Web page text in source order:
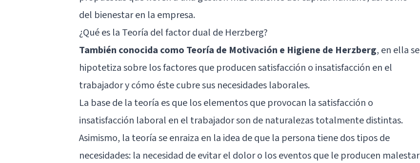
del bienestar en la empresa.
¿Qué es la Teoría del factor dual de Herzberg?
También conocida como Teoría de Motivación e Higiene de Herzberg, en ella se
hipotetiza sobre los factores que producen satisfacción o insatisfacción en el
trabajador y cómo éste cubre sus necesidades laborales.
La base de la teoría es que los elementos que provocan la satisfacción o
insatisfacción laboral en el trabajador son de naturalezas totalmente distintas.
Asimismo, la teoría se enraiza en la idea de que la persona tiene dos tipos de
necesidades: la necesidad de evitar el dolor o los eventos que le producen malestar